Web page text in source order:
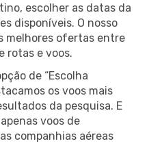
escolher as datas da
disponíveis. O nosso
melhores ofertas entre
rotas e voos.
de “Escolha
os voos mais
da pesquisa. E
voos de
companhias aéreas